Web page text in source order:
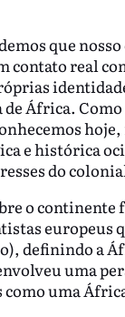
que
real
de África.
e histórica
do
o
europeus
definindo a
uma
como uma